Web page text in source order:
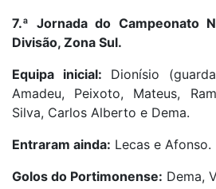
7.ª Jornada do Campeonato
Divisão, Zona Sul.
Equipa inicial: Dionísio
Amadeu, Peixoto, Mateus,
Silva, Carlos Alberto e Dema.
Entraram ainda: Lecas e Afonso.
Golos do Portimonense: Dema,